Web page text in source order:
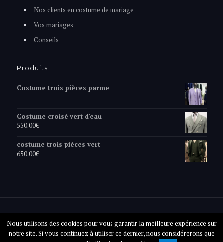
Nos clients en costume de mariage
Vos mariages
Conseils
Produits
Costume trois pièces parme
Costume croisé vert d'eau
550.00€
costume trois pièces vert
650.00€
desmotta.fr
Nous utilisons des cookies pour vous garantir la meilleure expérience sur
notre site. Si vous continuez à utiliser ce dernier, nous considérerons que